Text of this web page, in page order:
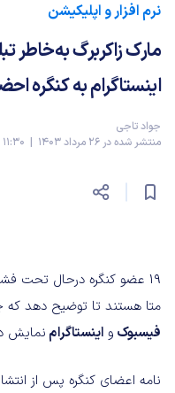
نرم افزار و اپلیکیشن
مارک زاکربرگ به‌خاطر
اینستاگرام به کنگره
جواد تاجی
منتشر شده در 26 مرداد 1403 | 11:30
19 عضو کنگره درحال تحت
متا هستند تا توضیح دهد که
فیسبوک و اینستاگرام نمایش
نامه اعضای کنگره پس از